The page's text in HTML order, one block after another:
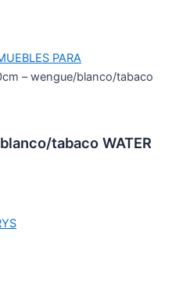
PARA
– wengue/blanco/tabaco
tabaco WATER